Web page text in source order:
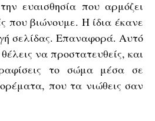
ευαισθησία που αρμόζει
που βιώνουμε. Η ίδια έκανε
σελίδας. Επαναφορά. Αυτό
να προστατευθείς, και
το σώμα μέσα σε
που τα νιώθεις σαν